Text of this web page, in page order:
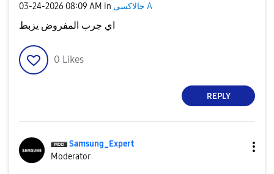
‎03-24-2026 08:09 AM in جالاكسى A
اي جرب المفروض يزبط
0 Likes
REPLY
Samsung_Expert
Moderator